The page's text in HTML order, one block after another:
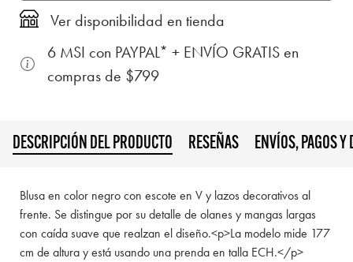
Ver disponibilidad en tienda
6 MSI con PAYPAL* + ENVÍO GRATIS en
compras de $799
DESCRIPCIÓN DEL PRODUCTO RESEÑAS ENVÍOS, PAGOS Y
Blusa en color negro con escote en V y lazos decorativos al
frente. Se distingue por su detalle de olanes y mangas largas
con caída suave que realzan el diseño.<p>La modelo mide 177
cm de altura y está usando una prenda en talla ECH.</p>